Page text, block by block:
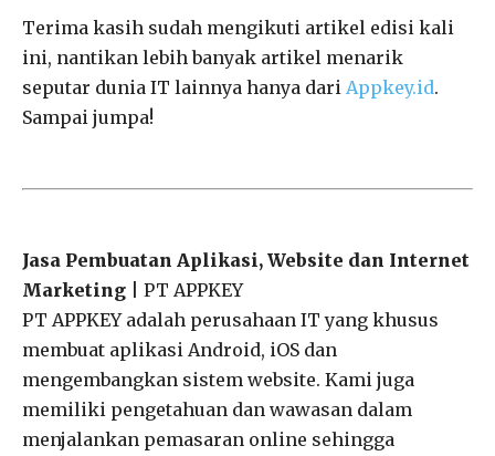
Terima kasih sudah mengikuti artikel edisi kali
ini, nantikan lebih banyak artikel menarik
seputar dunia IT lainnya hanya dari Appkey.id.
Sampai jumpa!
Jasa Pembuatan Aplikasi, Website dan Internet
Marketing | PT APPKEY
PT APPKEY adalah perusahaan IT yang khusus
membuat aplikasi Android, iOS dan
mengembangkan sistem website. Kami juga
memiliki pengetahuan dan wawasan dalam
menjalankan pemasaran online sehingga